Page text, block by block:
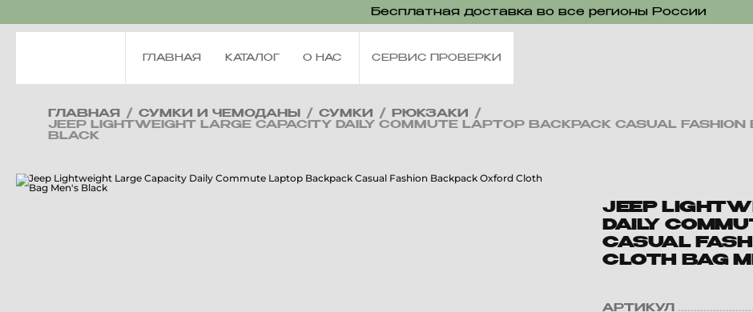
Бесплатная доставка во все регионы России
ГЛАВНАЯ КАТАЛОГ О НАС СЕРВИС ПРОВЕРКИ
ГЛАВНАЯ / СУМКИ И ЧЕМОДАНЫ / СУМКИ / РЮКЗАКИ
/
JEEP LIGHTWEIGHT LARGE CAPACITY DAILY COMMUTE LAPTOP BACKPACK CASUAL FASHION
BLACK
JEEP
DAILY
CASUAL
CLOTH BAG
АРТИКУЛ